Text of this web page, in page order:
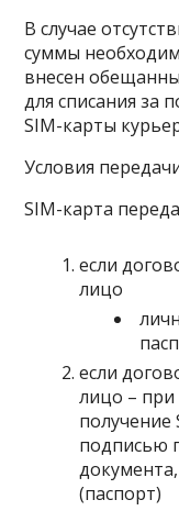
В случае
суммы
внесен
для списания за
SIM-карты
Условия
SIM-карта
если
лицо
если
лицо – при
получение
подписью
(паспорт)